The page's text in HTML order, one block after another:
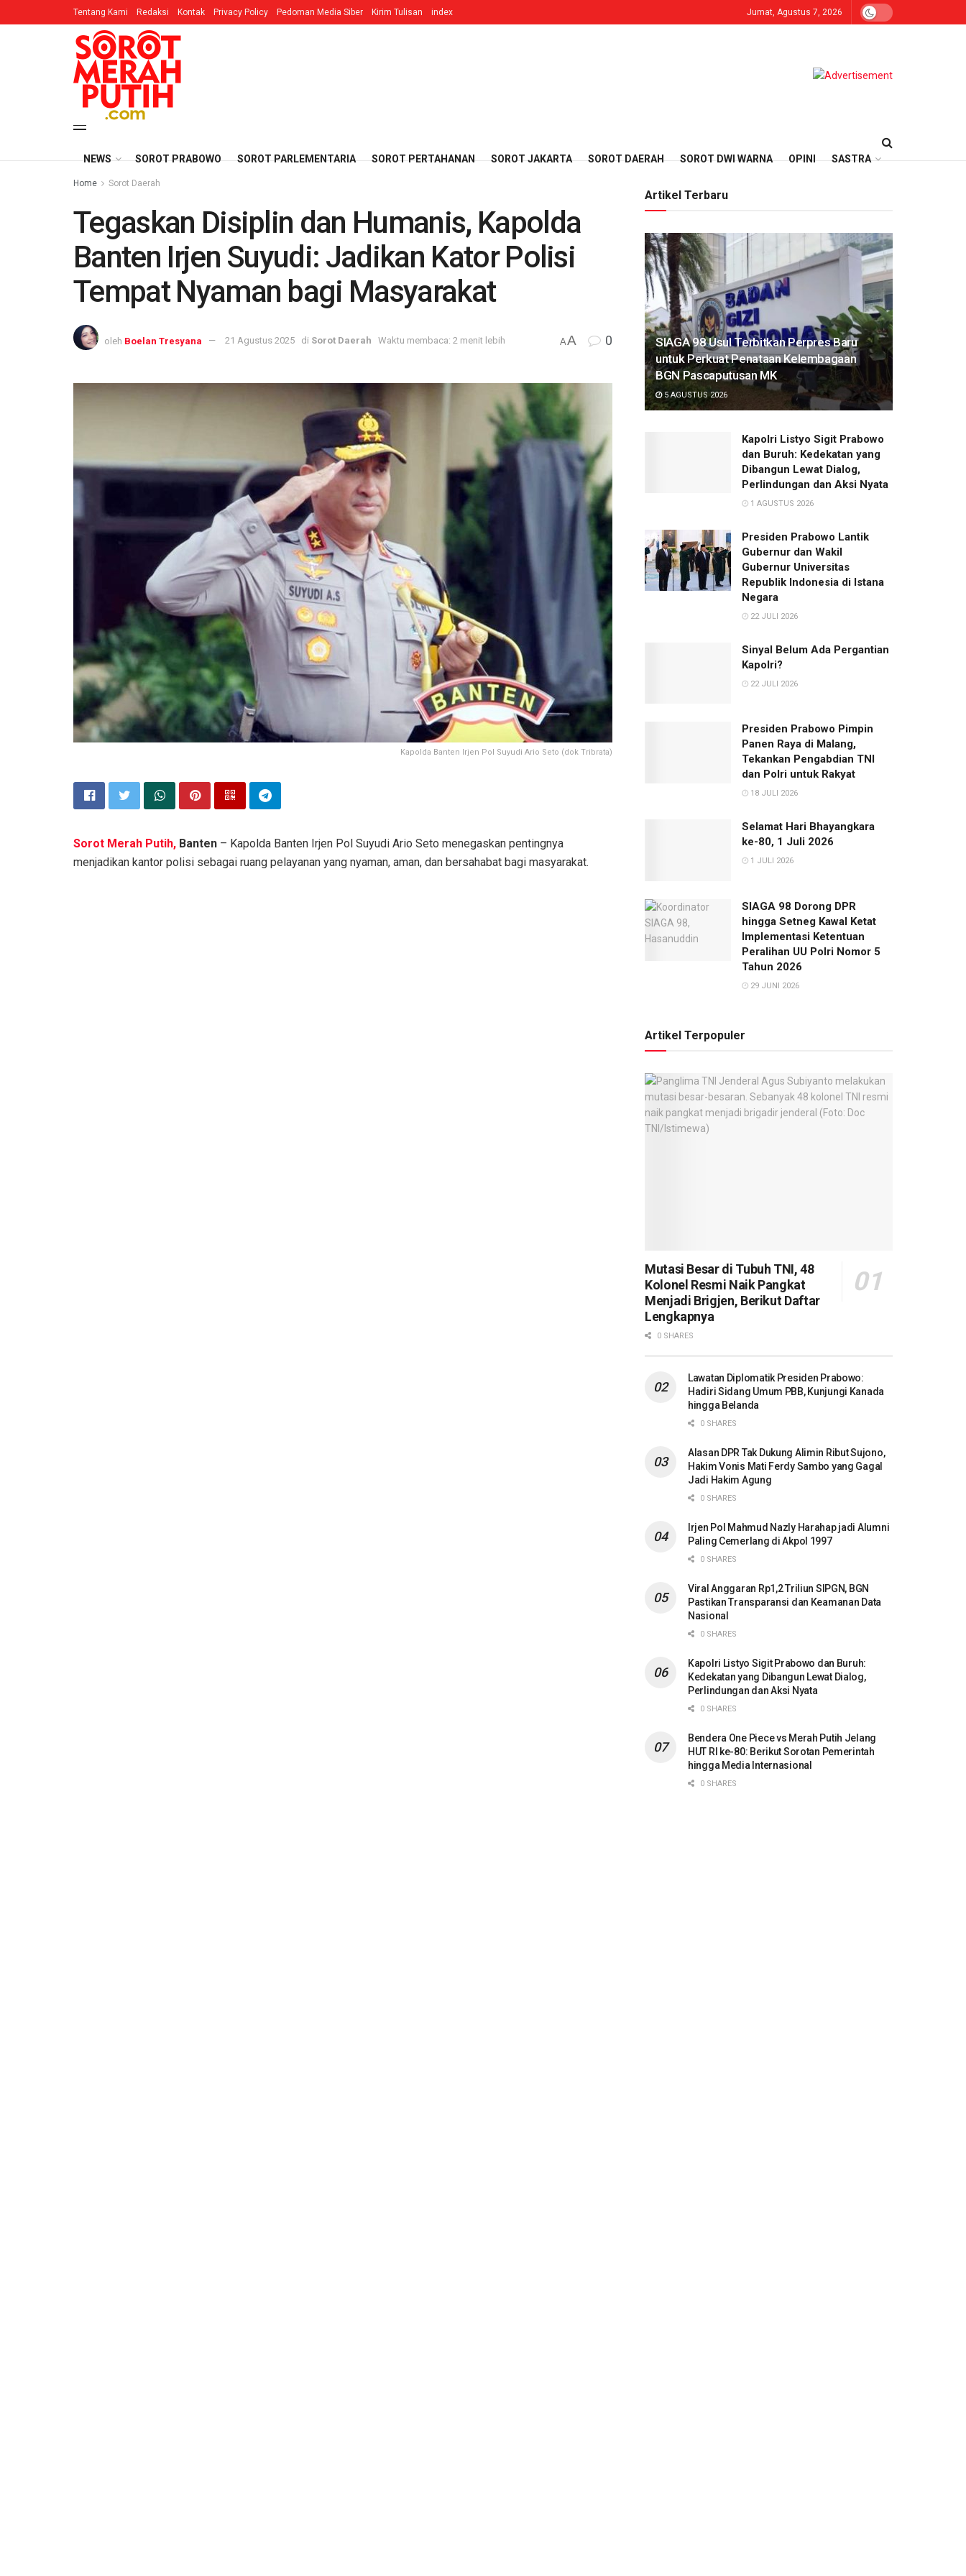
Tentang Kami Redaksi Kontak Privacy Policy Pedoman Media Siber Kirim Tulisan index Jumat, Agustus 7, 2026
NEWS SOROT PRABOWO SOROT PARLEMENTARIA SOROT PERTAHANAN SOROT JAKARTA SOROT DAERAH SOROT DWI WARNA OPINI SASTRA
Home Sorot Daerah
Tegaskan Disiplin dan Humanis, Kapolda
Banten Irjen Suyudi: Jadikan Kator Polisi
Tempat Nyaman bagi Masyarakat
oleh Boelan Tresyana 21 Agustus 2025 di Sorot Daerah Waktu membaca: 2 menit lebih AA 0
Kapolda Banten Irjen Pol Suyudi Ario Seto (dok Tribrata)
Sorot Merah Putih, Banten – Kapolda Banten Irjen Pol Suyudi Ario Seto menegaskan pentingnya
menjadikan kantor polisi sebagai ruang pelayanan yang nyaman, aman, dan bersahabat bagi masyarakat.
Artikel Terbaru
SIAGA 98 Usul Terbitkan Perpres Baru
untuk Perkuat Penataan Kelembagaan
BGN Pascaputusan MK
5 AGUSTUS 2026
Kapolri Listyo Sigit Prabowo
dan Buruh: Kedekatan yang
Dibangun Lewat Dialog,
Perlindungan dan Aksi Nyata
1 AGUSTUS 2026
Presiden Prabowo Lantik
Gubernur dan Wakil
Gubernur Universitas
Republik Indonesia di Istana
Negara
22 JULI 2026
Sinyal Belum Ada Pergantian
Kapolri?
22 JULI 2026
Presiden Prabowo Pimpin
Panen Raya di Malang,
Tekankan Pengabdian TNI
dan Polri untuk Rakyat
18 JULI 2026
Selamat Hari Bhayangkara
ke-80, 1 Juli 2026
1 JULI 2026
SIAGA 98 Dorong DPR
hingga Setneg Kawal Ketat
Implementasi Ketentuan
Peralihan UU Polri Nomor 5
Tahun 2026
29 JUNI 2026
Artikel Terpopuler
Mutasi Besar di Tubuh TNI, 48
Kolonel Resmi Naik Pangkat
Menjadi Brigjen, Berikut Daftar
Lengkapnya
0 SHARES
Lawatan Diplomatik Presiden Prabowo:
Hadiri Sidang Umum PBB, Kunjungi Kanada
hingga Belanda
0 SHARES
Alasan DPR Tak Dukung Alimin Ribut Sujono,
Hakim Vonis Mati Ferdy Sambo yang Gagal
Jadi Hakim Agung
0 SHARES
Irjen Pol Mahmud Nazly Harahap jadi Alumni
Paling Cemerlang di Akpol 1997
0 SHARES
Viral Anggaran Rp1,2 Triliun SIPGN, BGN
Pastikan Transparansi dan Keamanan Data
Nasional
0 SHARES
Kapolri Listyo Sigit Prabowo dan Buruh:
Kedekatan yang Dibangun Lewat Dialog,
Perlindungan dan Aksi Nyata
0 SHARES
Bendera One Piece vs Merah Putih Jelang
HUT RI ke-80: Berikut Sorotan Pemerintah
hingga Media Internasional
0 SHARES